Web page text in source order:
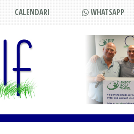
CALENDARI WHATSAPP